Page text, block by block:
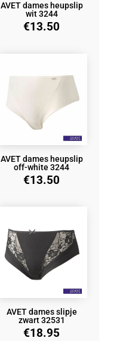
AVET dames heupslip
wit 3244
€13.50
AVET dames heupslip
off-white 3244
€13.50
AVET dames slipje
zwart 32531
€18.95